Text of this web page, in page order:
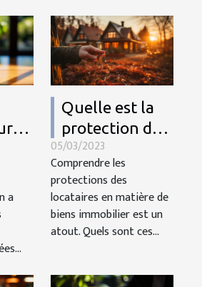
a
Quelle est la
protection des
locataires en
matière de
biens
immobiliers?
05/03/2023
Comprendre les
protections des
locataires en matière de
biens immobilier est un
atout. Quels sont ces...